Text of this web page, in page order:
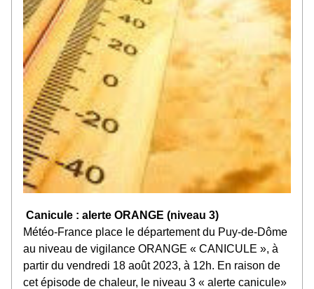
Canicule : alerte ORANGE (niveau 3)
Météo-France place le département du Puy-de-Dôme
au niveau de vigilance ORANGE « CANICULE », à
partir du vendredi 18 août 2023, à 12h. En raison de
cet épisode de chaleur, le niveau 3 « alerte canicule»